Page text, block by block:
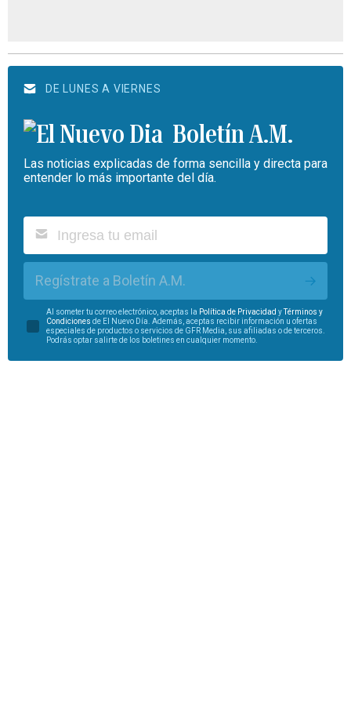
DE LUNES A VIERNES
Boletín A.M.
Las noticias explicadas de forma sencilla y directa para
entender lo más importante del día.
Regístrate a Boletín A.M.
Al someter tu correo electrónico, aceptas la Política de Privacidad yTérminos y
Condiciones de El Nuevo Día. Además, aceptas recibir información u ofertas
especiales de productos o servicios de GFR Media, sus afiliadas o de terceros.
Podrás optar salirte de los boletines en cualquier momento.